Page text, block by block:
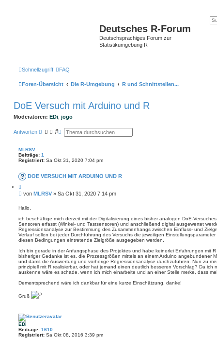
Deutsches R-Forum
Deutschsprachiges Forum zur
Statistikumgebung R
Schnellzugriff FAQ
Foren-Übersicht Die R-Umgebung R und Schnittstellen...
DoE Versuch mit Arduino und R
Moderatoren: EDi jogo
Antworten
S E
t
t
u
MLRSV
Beiträge: 1
Registriert: Sa Okt 31, 2020 7:04 pm
DOE VERSUCH MIT ARDUINO UND R
i
t
e
e
n
B
i
r
a
g
von MLRSV » Sa Okt 31, 2020 7:14 pm
Hallo,
ich beschäftige mich derzeit mit der Digitalisierung eines bisher analogen DoE-
Sensoren erfasst (Winkel- und Tastsensoren) und anschließend digital ausgewertet
Regressionsanalyse zur Bestimmung des Zusammenhangs zwischen Einfluss- und
Verlauf sollen bei jeder Durchführung des Versuchs die jeweiligen
diesen Bedingungen eintretende Zielgröße ausgegeben werden.
Ich bin gerade in der Anfangsphase des Projektes und habe keinerlei Erfahrungen mit
bisheriger Gedanke ist es, die Prozessgrößen mittels an einem Arduino angebundener
und damit die Auswertung und vorherige Regressionsanalyse durchzuführen. Nun zu
prinzipiell mit R realisierbar, oder hat jemand einen deutlich besseren Vorschlag? Da ich
auskenne wäre es schade, wenn ich mich einarbeite und an einer Stelle merke, dass
Dementsprechend wäre ich dankbar für eine kurze Einschätzung, danke!
Gruß
EDi
Beiträge: 1610
Registriert: Sa Okt 08, 2016 3:39 pm